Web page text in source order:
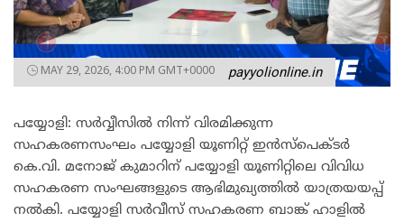
MAY 29, 2026, 4:00 PM GMT+0000 payyolionline.in
പയ്യോളി: സർവ്വീസിൽ നിന്ന് വിരമിക്കുന്ന
സഹകരണസംഘം പയ്യോളി യൂണിറ്റ് ഇൻസ്‌പെക്ടർ
കെ.വി. മനോജ് കുമാറിന് പയ്യോളി യൂണിറ്റിലെ വിവിധ
സഹകരണ സംഘങ്ങളുടെ ആഭിമുഖ്യത്തിൽ യാത്രയയപ്പ്
നൽകി. പയ്യോളി സർവീസ് സഹകരണ ബാങ്ക് ഹാളിൽ